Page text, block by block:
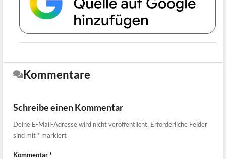
Kommentare
Schreibe einen Kommentar
Deine E-Mail-Adresse wird nicht veröffentlicht. Erforderliche Felder
sind mit * markiert
Kommentar*